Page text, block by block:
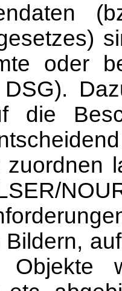
oder
die
zuordnen
Objekte